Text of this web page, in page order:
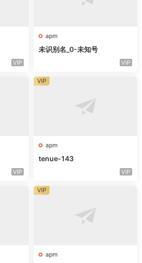
VIP
apm
未识别名_0-未知号
VIP
VIP
apm
tenue-143
VIP
VIP
apm
VIP